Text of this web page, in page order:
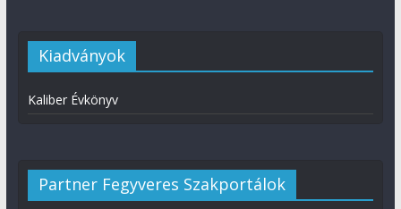
Kiadványok
Kaliber Évkönyv
Partner Fegyveres Szakportálok